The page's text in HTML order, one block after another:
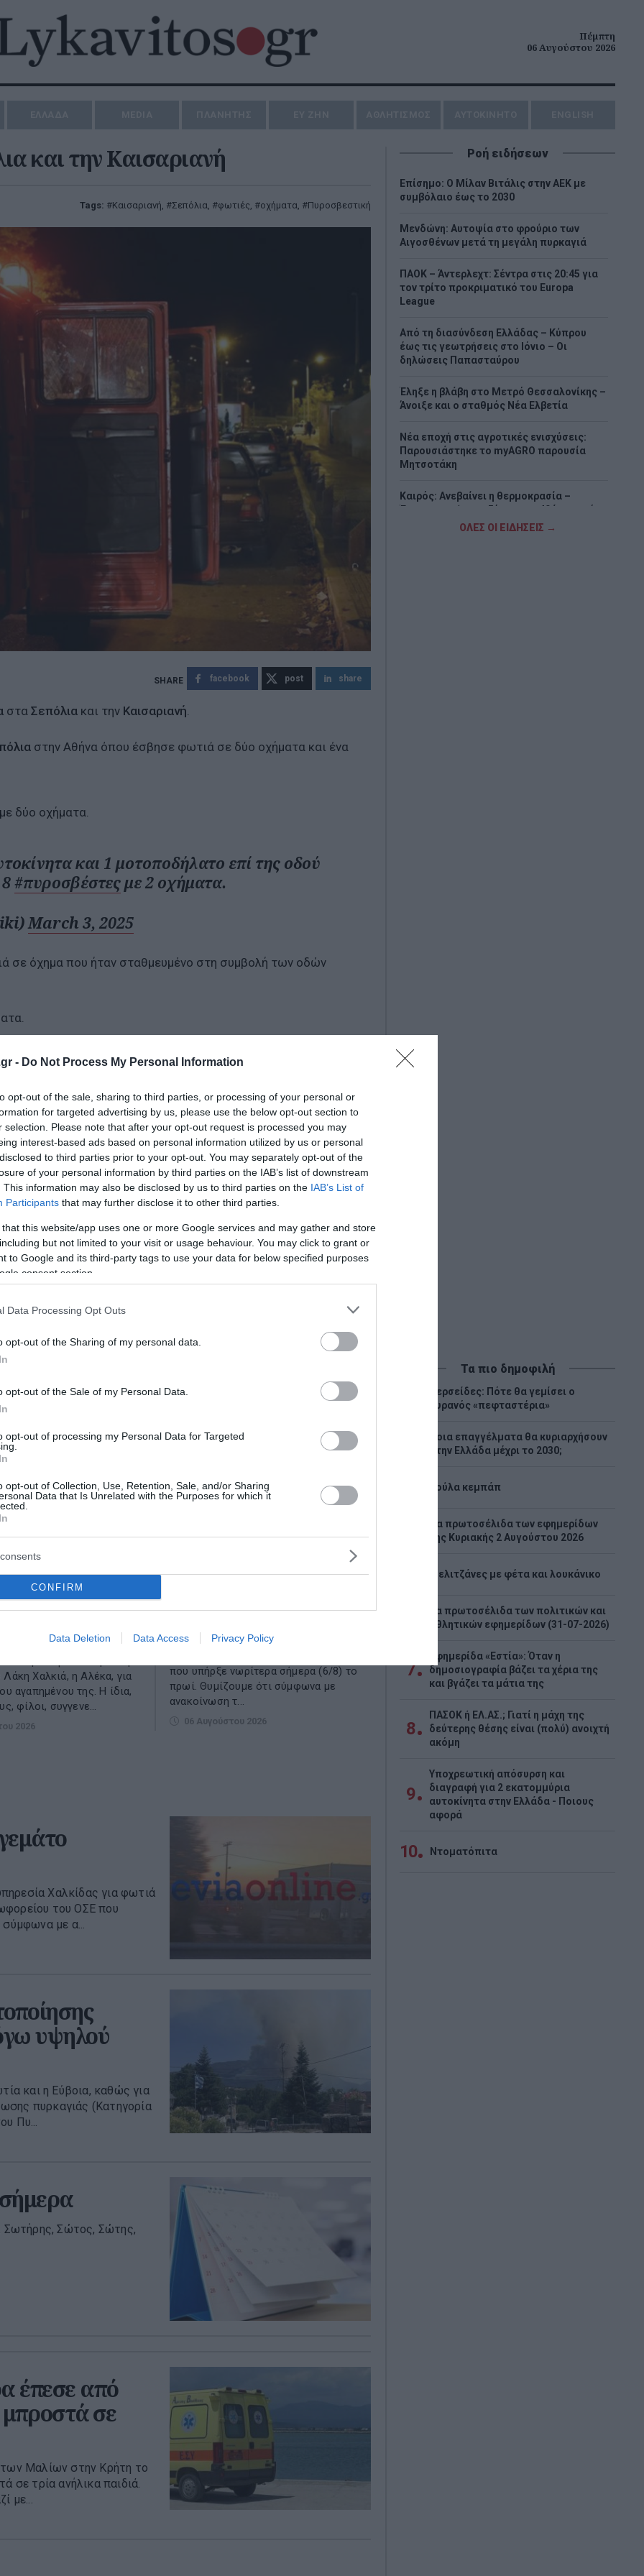
- Do Not Process My Personal Information
opt-out of the sale, sharing to third parties, or processing of your personal or
for targeted advertising by us, please use the below opt-out section to
selection. Please note that after your opt-out request is processed you may
interest-based ads based on personal information utilized by us or personal
to third parties prior to your opt-out. You may separately opt-out of the
of your personal information by third parties on the IAB’s list of downstream
This information may also be disclosed by us to third parties on the IAB’s List of
Participants that may further disclose it to other third parties.
that this website/app uses one or more Google services and may gather and store
but not limited to your visit or usage behaviour. You may click to grant or
to Google and its third-party tags to use your data for below specified purposes
consent section.
Data Processing Opt Outs
opt-out of the Sharing of my personal data.
opt-out of the Sale of my Personal Data.
opt-out of processing my Personal Data for Targeted
opt-out of Collection, Use, Retention, Sale, and/or Sharing
Data that Is Unrelated with the Purposes for which it
CONFIRM
Data Deletion Data Access Privacy Policy
Πέμπτη
06 Αυγούστου 2026
και την Καισαριανή
Tags: Καισαριανή, Σεπόλια, φωτιές, οχήματα, Πυροσβεστική
facebook post share
στα Σεπόλια και την Καισαριανή
στην Αθήνα όπου έσβησε φωτιά σε δύο οχήματα και ένα
δύο οχήματα.
και 1 μοτοποδήλατο επί της οδού
#πυροσβέστεςμε 2 οχήματα.
March 3, 2025
σε όχημα που ήταν σταθμευμένο στη συμβολή των οδών
στη συμβολή των οδών Αναξαγόρα και
6
#πυροσβέστες
με 2 οχήματα.
March 3, 2025
που «άδειαζε» σπίτια
Lykavitos.gr στο Google News
Ροή ειδήσεων
Επίσημο: Ο Μίλαν Βιτάλις στην ΑΕΚ με
συμβόλαιο έως το 2030
Μενδώνη: Αυτοψία στο φρούριο των
Αιγοσθένων μετά τη μεγάλη πυρκαγιά
ΠΑΟΚ – Άντερλεχτ: Σέντρα στις 20:45 για
τον τρίτο προκριματικό του Europa
League
Από τη διασύνδεση Ελλάδας – Κύπρου
έως τις γεωτρήσεις στο Ιόνιο – Οι
δηλώσεις Παπασταύρου
Έληξε η βλάβη στο Μετρό Θεσσαλονίκης –
Άνοιξε και ο σταθμός Νέα Ελβετία
Νέα εποχή στις αγροτικές ενισχύσεις:
Παρουσιάστηκε το myAGRO παρουσία
Μητσοτάκη
Καιρός: Ανεβαίνει η θερμοκρασία –
Έρχεται τριήμερο ζέστης με 40άρια από
ΟΛΕΣ ΟΙ ΕΙΔΗΣΕΙΣ →
χαίρε στον Λάκη
Πλήθος κόσμου στο
και την
και με δάκρια στα μάτια
Χαλκιά, η Αλέκα, για
αγαπημένου της. Η ίδια,
φίλοι, συγγενε...
2026
Έληξε η βλάβη στο Μετρό
Θεσσαλονίκης – Άνοιξε και ο
δρομολόγια στο μετρό Θεσσαλονίκης,
που υπήρξε νωρίτερα σήμερα (6/8) το
πρωί. Θυμίζουμε ότι σύμφωνα με
ανακοίνωση τ...
06 Αυγούστου 2026
Χαλκίδας για φωτιά
του ΟΣΕ που
σύμφωνα με α...
υψηλού
και η Εύβοια, καθώς για
πυρκαγιάς (Κατηγορία
Πυ...
Σωτήρης, Σώτος, Σώτης,
έπεσε από
σε
των Μαλίων στην Κρήτη το
σε τρία ανήλικα παιδιά.
με...
Τα πιο δημοφιλή
Περσείδες: Πότε θα γεμίσει ο
ουρανός «πεφταστέρια»
Ποια επαγγέλματα θα κυριαρχήσουν
στην Ελλάδα μέχρι το 2030;
Λούλα κεμπάπ
Tα πρωτοσέλιδα των εφημερίδων
της Κυριακής 2 Αυγούστου 2026
Μελιτζάνες με φέτα και λουκάνικο
Τα πρωτοσέλιδα των πολιτικών και
αθλητικών εφημερίδων (31-07-2026)
7
Εφημερίδα «Εστία»: Όταν η
δημοσιογραφία βάζει τα χέρια της
και βγάζει τα μάτια της
8
ΠΑΣΟΚ ή ΕΛ.ΑΣ.; Γιατί η μάχη της
δεύτερης θέσης είναι (πολύ) ανοιχτή
ακόμη
9
Υποχρεωτική απόσυρση και
διαγραφή για 2 εκατομμύρια
αυτοκίνητα στην Ελλάδα - Ποιους
αφορά
10 Ντοματόπιτα